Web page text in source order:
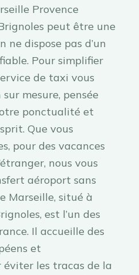
Provence
peut être une
ne dispose pas d’un
Pour simplifier
de taxi vous
mesure, pensée
ponctualité et
Que vous
pour des vacances
nous vous
aéroport sans
Marseille, situé à
est l’un des
Il accueille des
et
les tracas de la